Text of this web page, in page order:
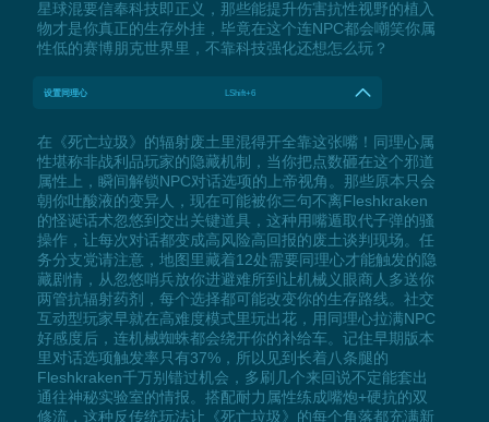
星球混要信奉科技即正义，那些能提升伤害抗性视野的植入
物才是你真正的生存外挂，毕竟在这个连NPC都会嘲笑你属
性低的赛博朋克世界里，不靠科技强化还想怎么玩？
设置同理心 LShift+6
在《死亡垃圾》的辐射废土里混得开全靠这张嘴！同理心属
性堪称非战利品玩家的隐藏机制，当你把点数砸在这个邪道
属性上，瞬间解锁NPC对话选项的上帝视角。那些原本只会
朝你吐酸液的变异人，现在可能被你三句不离Fleshkraken
的怪诞话术忽悠到交出关键道具，这种用嘴遁取代子弹的骚
操作，让每次对话都变成高风险高回报的废土谈判现场。任
务分支党请注意，地图里藏着12处需要同理心才能触发的隐
藏剧情，从忽悠哨兵放你进避难所到让机械义眼商人多送你
两管抗辐射药剂，每个选择都可能改变你的生存路线。社交
互动型玩家早就在高难度模式里玩出花，用同理心拉满NPC
好感度后，连机械蜘蛛都会绕开你的补给车。记住早期版本
里对话选项触发率只有37%，所以见到长着八条腿的
Fleshkraken千万别错过机会，多刷几个来回说不定能套出
通往神秘实验室的情报。搭配耐力属性练成嘴炮+硬抗的双
修流，这种反传统玩法让《死亡垃圾》的每个角落都充满新